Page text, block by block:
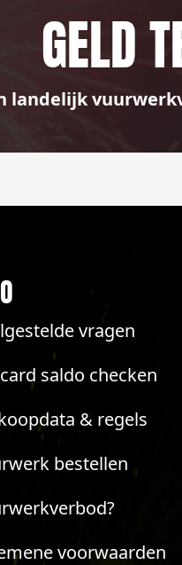
GELD
landelijk
vragen
saldo checken
& regels
bestellen
voorwaarden